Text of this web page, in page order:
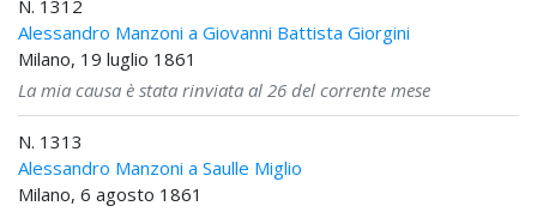
N. 1312
Alessandro Manzoni a Giovanni Battista Giorgini
Milano, 19 luglio 1861
La mia causa è stata rinviata al 26 del corrente mese
N. 1313
Alessandro Manzoni a Saulle Miglio
Milano, 6 agosto 1861